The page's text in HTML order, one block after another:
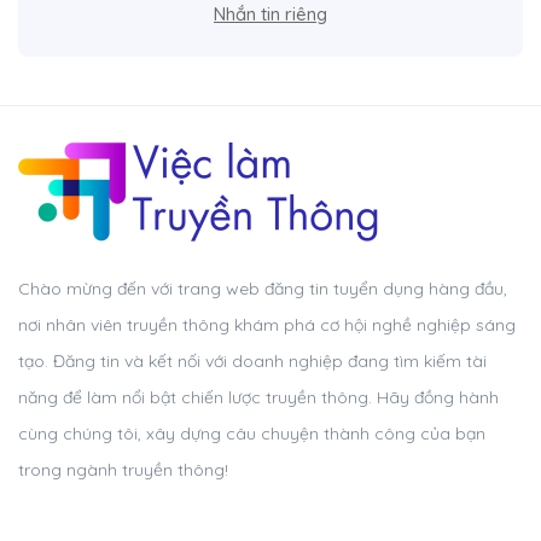
Nhắn tin riêng
Chào mừng đến với trang web đăng tin tuyển dụng hàng đầu,
nơi nhân viên truyền thông khám phá cơ hội nghề nghiệp sáng
tạo. Đăng tin và kết nối với doanh nghiệp đang tìm kiếm tài
năng để làm nổi bật chiến lược truyền thông. Hãy đồng hành
cùng chúng tôi, xây dựng câu chuyện thành công của bạn
trong ngành truyền thông!